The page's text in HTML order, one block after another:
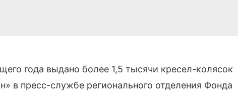
года выдано более 1,5 тысячи кресел-колясок
в пресс-службе регионального отделения Фонда